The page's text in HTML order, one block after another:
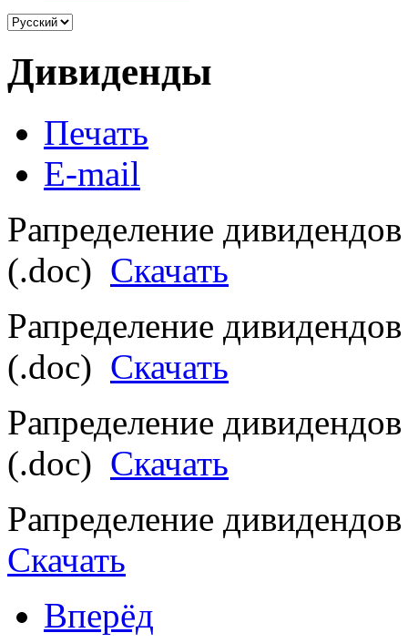
Дивиденды
Печать
E-mail
Рапределение
(.doc) Скачать
Рапределение
(.doc) Скачать
Рапределение
(.doc) Скачать
Рапределение
Скачать
Вперёд